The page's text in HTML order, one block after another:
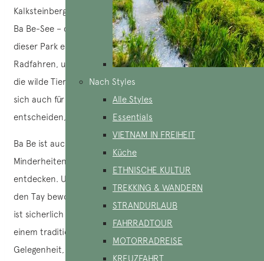
Nach Styles
Alle Styles
Essentials
VIETNAM IN FREIHEIT
Küche
ETHNISCHE KULTUR
TREKKING & WANDERN
STRANDURLAUB
FAHRRADTOUR
MOTORRADREISE
KREUZFAHRT
Kalksteinbergen, tiefen Tälern, grünen Wäldern und dem
Ba Be-See – dem größten Süßwassersee Vietnams – bietet
dieser Park eine Vielzahl von Aktivitäten wie Wandern,
Radfahren, um die unberührte Natur zu bewundern und
die wilde Tier- und Pflanzenwelt zu entdecken. Sie können
sich auch für eine Bootstour oder einen Angelausflug
entscheiden, da die Gewässer des Sees sehr ruhig sind.
Ba Be ist auch ein idealer Ort, um Vietnams ethnische
Minderheitengruppen wie die Tay, Dao und Hmong zu
entdecken. Unter all den Dörfern sticht Pac Ngoi, das von
den Tay bewohnt wird, durch seine Schönheit hervor und
ist sicherlich einen Besuch wert. Die Übernachtung in
einem traditionellen Stelzenhaus bietet eine wunderbare
Gelegenheit, die Einfachheit des lokalen Lebens zu